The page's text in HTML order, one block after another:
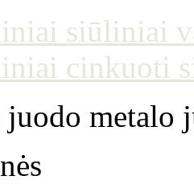
siūliniai
cinkuoti
juodo metalo